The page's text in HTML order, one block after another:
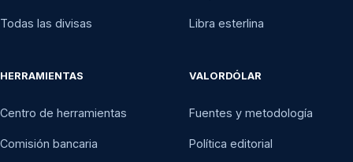
Todas las divisas Libra esterlina
HERRAMIENTAS
Centro de herramientas
Comisión bancaria
VALORDÓLAR
Fuentes y metodología
Política editorial